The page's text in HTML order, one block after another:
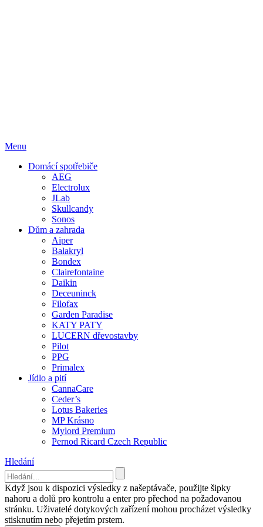
Menu
Domácí spotřebiče
AEG
Electrolux
JLab
Skullcandy
Sonos
Dům a zahrada
Aiper
Balakryl
Bondex
Clairefontaine
Daikin
Deceuninck
Filofax
Garden Paradise
KATY PATY
LUCERN dřevostavby
Pilot
PPG
Primalex
Jídlo a pití
CannaCare
Ceder’s
Lotus Bakeries
MP Krásno
Mylord Premium
Pernod Ricard Czech Republic
Hledání
Když jsou k dispozici výsledky z našeptávače, použijte šipky
nahoru a dolů pro kontrolu a enter pro přechod na požadovanou
stránku. Uživatelé dotykových zařízení mohou procházet výsledky
stisknutím nebo přejetím prstem.